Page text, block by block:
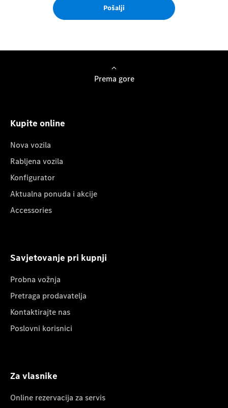
Pošalji
Prema gore
Kupite online
Nova vozila
Rabljena vozila
Konfigurator
Aktualna ponuda i akcije
Accessories
Savjetovanje pri kupnji
Probna vožnja
Pretraga prodavatelja
Kontaktirajte nas
Poslovni korisnici
Za vlasnike
Online rezervacija za servis